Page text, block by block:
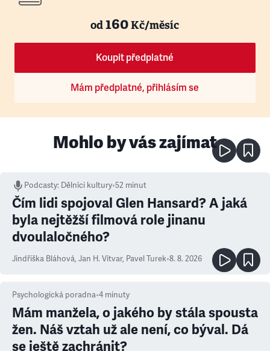
od160Kč/měsíc
Koupit předplatné
Mám předplatné, přihlásím se
Mohlo by vás zajímat
Podcasty: Dělníci kultury•52 minut
Čím lidi spojoval Glen Hansard? A jaká
byla nejtěžší filmová role jinanu
dvoulaločného?
Jindřiška Bláhová, Jan H. Vitvar, Pavel Turek•8. 8. 2026
Psychologická poradna•4 minuty
Mám manžela, o jakého by stála spousta
žen. Náš vztah už ale není, co býval. Dá
se ještě zachránit?